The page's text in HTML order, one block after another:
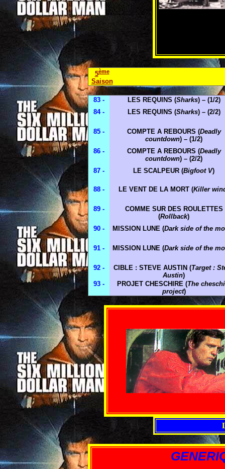
5ème
Saison
83 - LES REQUINS (Sharks) – (1/2)
84 -
LES REQUINS (Sharks) – (2/2)
85 - COMPTE A REBOURS (Deadly
countdown) – (1/2)
86 -
COMPTE A REBOURS (Deadly
countdown) – (2/2)
87 -
LE SCALPEUR (Bigfoot V)
88 - LE VENT DE LA MORT (Killer
89 -
COMME SUR DES ROULETTES
(Rollback)
90 -
MISSION LUNE (Dark side of the
91 - MISSION LUNE (Dark side of the
92 - CIBLE : STEVE AUSTIN (Target :
Austin)
93 -
PROJET CHESCHIRE (The
project)